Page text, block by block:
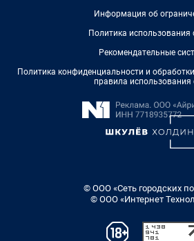
Информация об
Политика использования
Рекомендательные
Политика конфиденциальности и
правила использования
© ООО «Сеть городских
© ООО «Интернет